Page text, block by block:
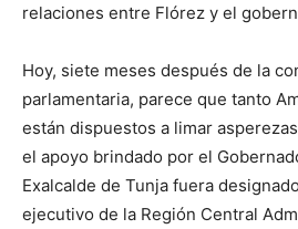
relaciones entre Flórez y el
Hoy, siete meses después de la
parlamentaria, parece que tanto
están dispuestos a limar
el apoyo brindado por el
Exalcalde de Tunja fuera
ejecutivo de la Región Central